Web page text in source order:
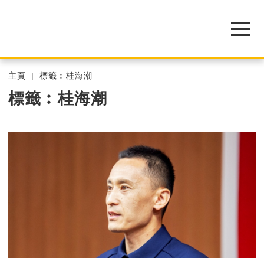
主頁 標籤︰桂海潮
標籤︰桂海潮